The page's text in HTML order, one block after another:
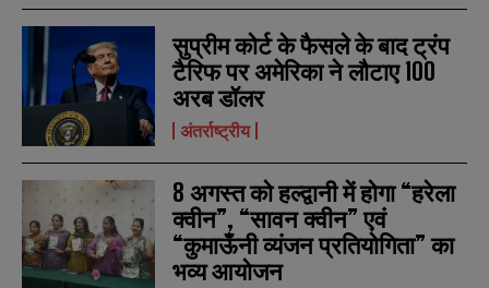
a
m
e
*
E
m
i
l
N
u
m
b
e
r
s
SUBMIT
a
m
e
*
E
m
i
l
N
u
m
b
e
r
s
SUBMIT
सुप्रीम कोर्ट के फैसले के बाद ट्रंप
टैरिफ पर अमेरिका ने लौटाए 100
अरब डॉलर
अंतर्राष्ट्रीय
8 अगस्त को हल्द्वानी में होगा “हरेला
क्वीन”, “सावन क्वीन” एवं
“कुमाऊँनी व्यंजन प्रतियोगिता” का
भव्य आयोजन